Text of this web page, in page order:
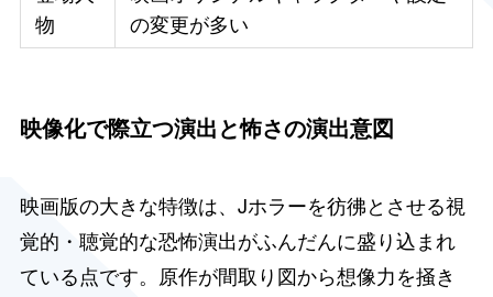
物
の変更が多い
映像化で際立つ演出と怖さの演出意図
映画版の大きな特徴は、Jホラーを彷彿とさせる視
覚的・聴覚的な恐怖演出がふんだんに盛り込まれ
ている点です。原作が間取り図から想像力を掻き